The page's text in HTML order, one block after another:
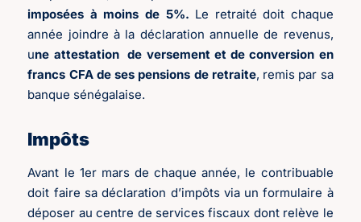
imposées à moins de 5%. Le retraité doit chaque
année joindre à la déclaration annuelle de revenus,
une attestation de versement et de conversion en
francs CFA de ses pensions de retraite, remis par sa
banque sénégalaise.
Impôts
Avant le 1er mars de chaque année, le contribuable
doit faire sa déclaration d’impôts via un formulaire à
déposer au centre de services fiscaux dont relève le